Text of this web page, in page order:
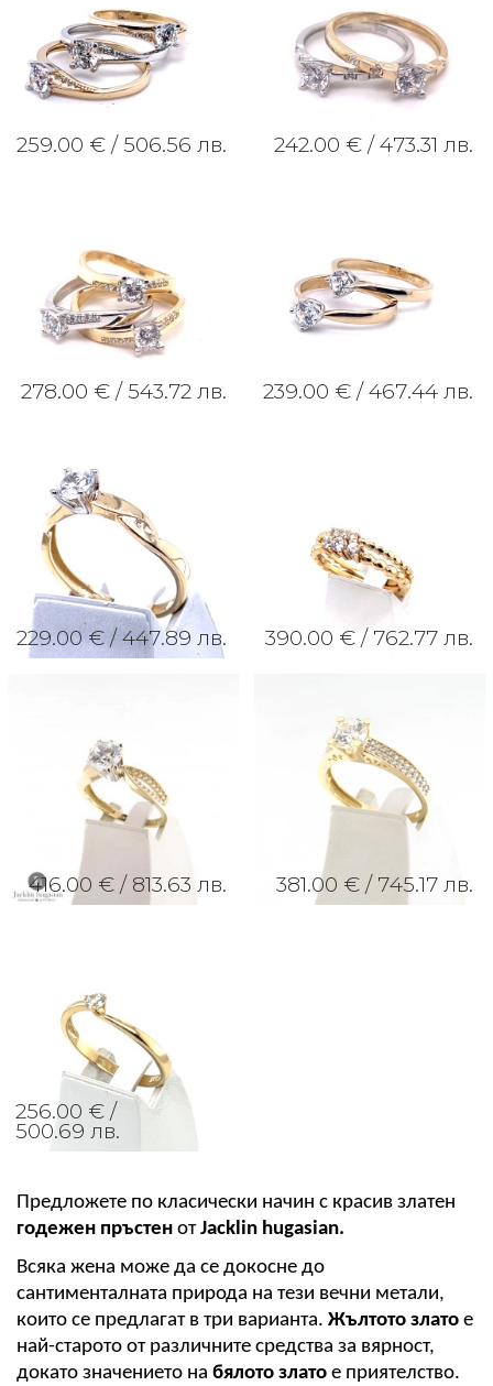
259.00 € / 506.56 лв. 242.00 € / 473.31 лв.
278.00 € / 543.72 лв. 239.00 € / 467.44 лв.
229.00 € / 447.89 лв. 390.00 € / 762.77 лв.
416.00 € / 813.63 лв. 381.00 € / 745.17 лв.
256.00 € /
500.69 лв.
годежен пръстен от Jacklin hugasian.
Всяка жена може да се докосне до
сантименталната природа на тези вечни метали,
които се предлагат в три варианта. Жълтото злато е
най-старото от различните средства за вярност,
докато значението на бялото злато